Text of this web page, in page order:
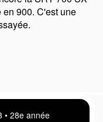
900. C'est une
• 28e année